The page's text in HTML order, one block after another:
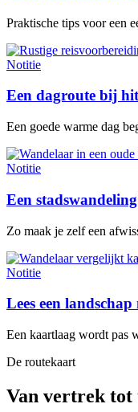
Praktische tips voor een
Notitie
Een dagroute bij
Een goede warme dag
Notitie
Een
Zo maak je zelf een
Notitie
Lees een
Een kaartlaag wordt pas
De routekaart
Van vertrek tot